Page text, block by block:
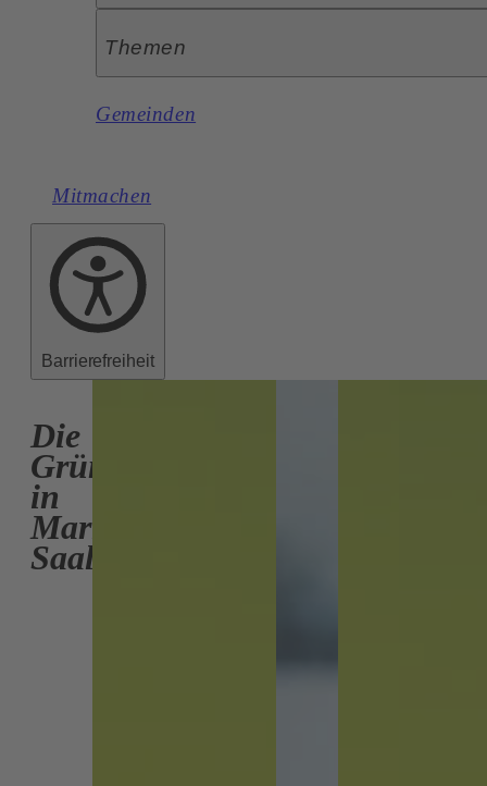
Themen
Gemeinden
Mitmachen
Barrierefreiheit
Die
Grünen
in
Maria
Saal